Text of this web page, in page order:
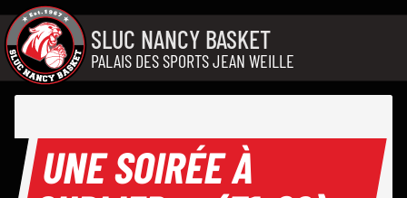
Aller au contenu
SLUC NANCY BASKET
PALAIS DES SPORTS JEAN WEILLE
UNE SOIRÉE À